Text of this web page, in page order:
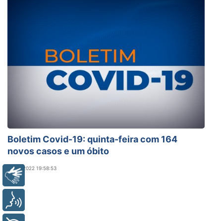
Boletim Covid-19: quinta-feira com 164
novos casos e um óbito
21/07/2022 19:58:53